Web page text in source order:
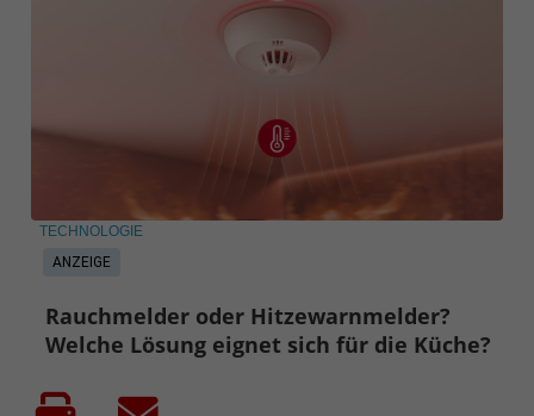
ANZEIGE
TECHNOLOGIE
Rauchmelder oder Hitzewarnmelder?
Welche Lösung eignet sich für die Küche?